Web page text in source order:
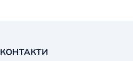
КОНТАКТИ